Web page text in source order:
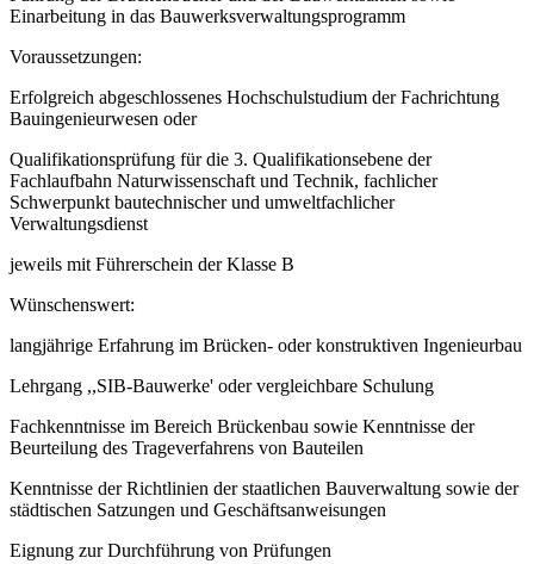
Einarbeitung in das Bauwerksverwaltungsprogramm
Voraussetzungen:
Erfolgreich abgeschlossenes Hochschulstudium der Fachrichtung
Bauingenieurwesen oder
Qualifikationsprüfung für die 3. Qualifikationsebene der
Fachlaufbahn Naturwissenschaft und Technik, fachlicher
Schwerpunkt bautechnischer und umweltfachlicher
Verwaltungsdienst
jeweils mit Führerschein der Klasse B
Wünschenswert:
langjährige Erfahrung im Brücken- oder konstruktiven Ingenieurbau
Lehrgang ,,SIB-Bauwerke' oder vergleichbare Schulung
Fachkenntnisse im Bereich Brückenbau sowie Kenntnisse der
Beurteilung des Trageverfahrens von Bauteilen
Kenntnisse der Richtlinien der staatlichen Bauverwaltung sowie der
städtischen Satzungen und Geschäftsanweisungen
Eignung zur Durchführung von Prüfungen